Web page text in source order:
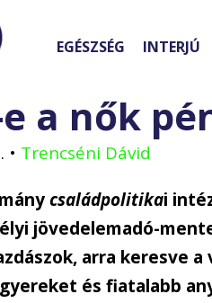
EGÉSZSÉG INTERJÚ
a nők
• Trencséni Dávid
családpolitikai
jövedelemadó-
arra keresve
és fiatalabb